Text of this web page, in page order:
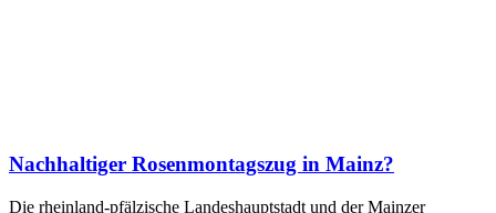
Nachhaltiger Rosenmontagszug in Mainz?
Die rheinland-pfälzische Landeshauptstadt und der Mainzer